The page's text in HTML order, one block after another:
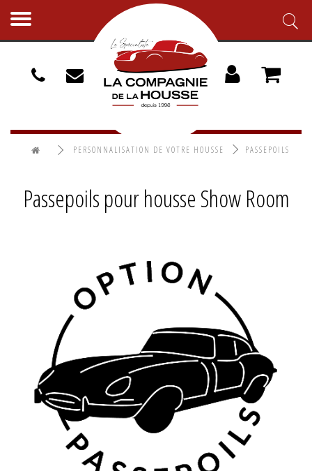
Toggle
PERSONNALISATION DE VOTRE HOUSSE
PASSEPOILS
Passepoils pour housse Show Room